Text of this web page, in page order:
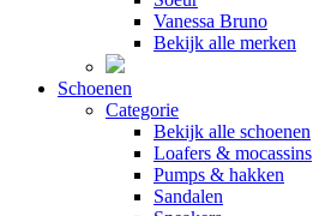
Vanessa Bruno
Bekijk alle merken
Schoenen
Categorie
Bekijk alle schoenen
Loafers & mocassins
Pumps & hakken
Sandalen